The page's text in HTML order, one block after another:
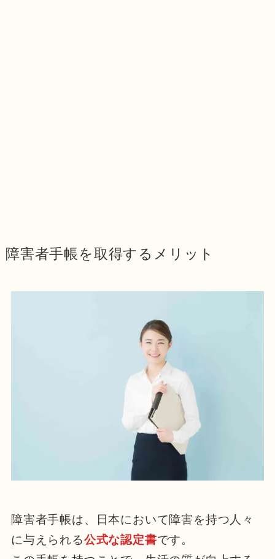
障害者手帳を取得するメリット
障害者手帳は、日本において障害を持つ人々
に与えられる公式な認定書です。